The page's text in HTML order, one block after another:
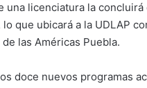
una licenciatura la
que ubicará a la UDLAP
las Américas Puebla.
doce nuevos programas